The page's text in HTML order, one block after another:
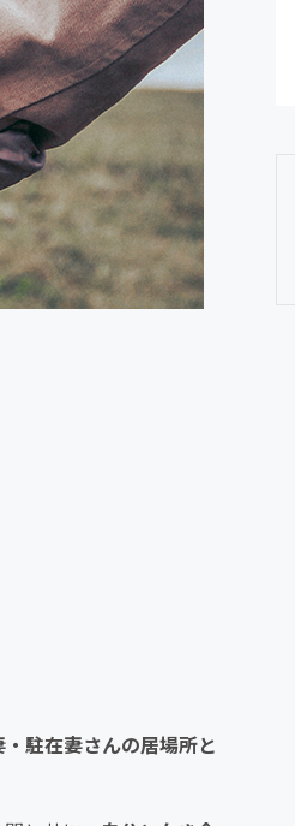
駐在妻さんの居場所と